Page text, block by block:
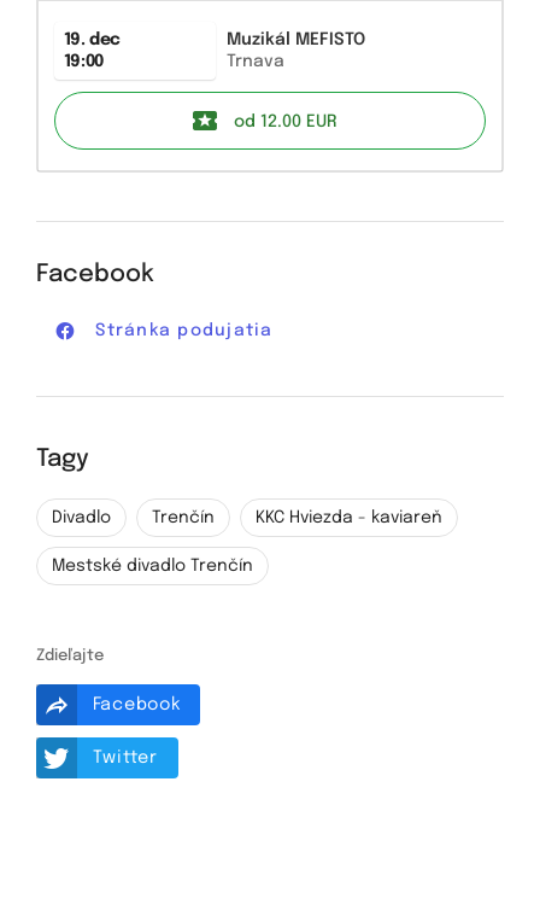
19. dec
19:00
Muzikál MEFISTO
Trnava
od 12.00 EUR
Facebook
Stránka podujatia
Tagy
Divadlo Trenčín KKC Hviezda - kaviareň
Mestské divadlo Trenčín
Zdieľajte
Facebook
Twitter